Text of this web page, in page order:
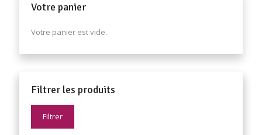
Votre panier
Votre panier est vide.
Filtrer les produits
Filtrer